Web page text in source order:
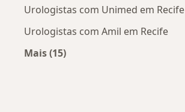
Urologistas com Unimed em Recife
Urologistas com Amil em Recife
Mais (15)